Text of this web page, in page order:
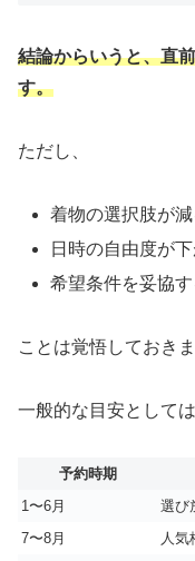
結論からいうと、直
す。
ただし、
着物の選択肢が減
日時の自由度が
希望条件を妥協
ことは覚悟しておきま
一般的な目安としては
予約時期
1〜6月
選び
7〜8月
人気